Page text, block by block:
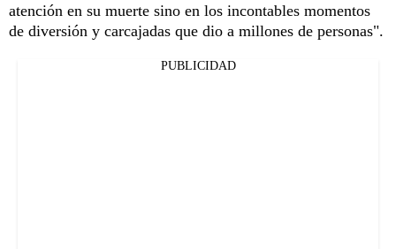
atención en su muerte sino en los incontables momentos
de diversión y carcajadas que dio a millones de personas".
PUBLICIDAD